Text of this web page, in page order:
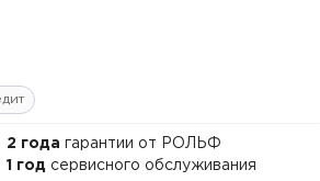
2 года гарантии от РОЛЬФ
1 год сервисного обслуживания